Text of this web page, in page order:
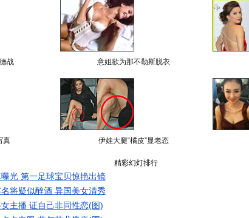
战 意姐欲为那不勒斯脱衣
真 伊娃大腿“橘皮”显老态
精彩幻灯排行
光 第一足球宝贝惊艳出镜
将疑似醉酒 异国美女清秀
主播 证自己非同性恋(图)